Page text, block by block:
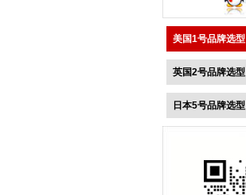
美国1号品牌选型
英国2号品牌选型
日本5号品牌选型